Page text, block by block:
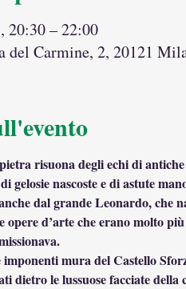
20:30 – 22:00
del Carmine, 2, 20121
risuona degli echi di
nascoste e di astute
dal grande Leonardo, che
d’arte che erano molto
mura del Castello
dietro le lussuose facciate della